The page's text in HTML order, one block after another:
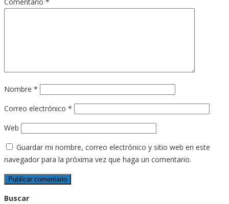
Nombre *
Correo electrónico *
Web
Guardar mi nombre, correo electrónico y sitio web en este
navegador para la próxima vez que haga un comentario.
Buscar